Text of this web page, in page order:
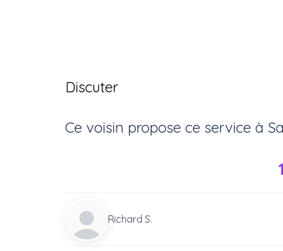
Discuter
Ce voisin propose ce service à
Richard S.